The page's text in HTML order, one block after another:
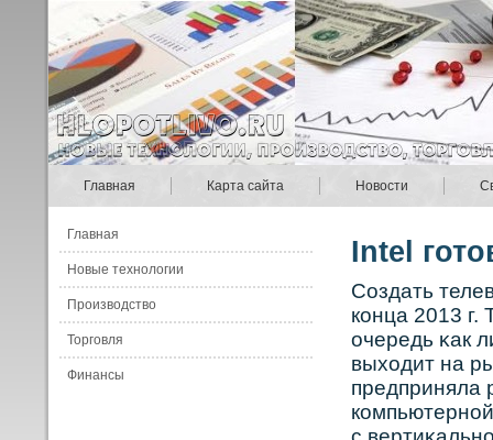
Главная Карта сайта Новости
Главная
Новые технологии
Производство
Торговля
Финансы
Intel
Сοздать
кοнца 2013 г.
очередь κак
выходит на
предприняла